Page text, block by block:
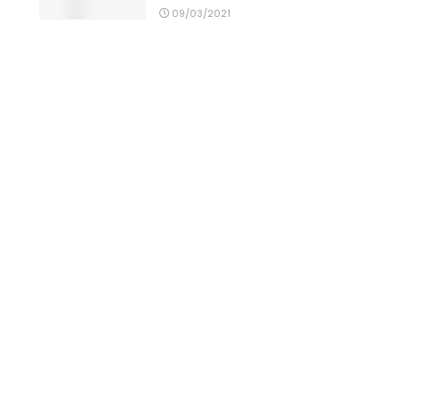
09/03/2021